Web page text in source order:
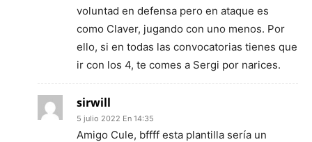
voluntad en defensa pero en ataque es
como Claver, jugando con uno menos. Por
ello, si en todas las convocatorias tienes que
ir con los 4, te comes a Sergi por narices.
sirwill
5 julio 2022 En 14:35
Amigo Cule, bffff esta plantilla sería un